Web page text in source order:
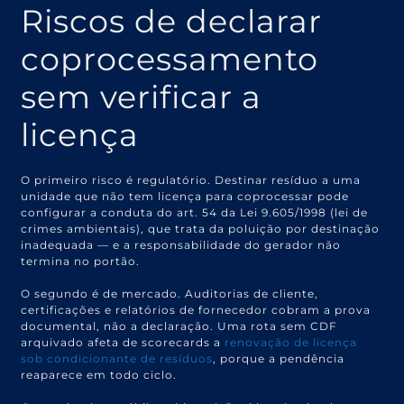
Riscos de declarar
coprocessamento
sem verificar a
licença
O primeiro risco é regulatório. Destinar resíduo a uma
unidade que não tem licença para coprocessar pode
configurar a conduta do art. 54 da Lei 9.605/1998 (lei de
crimes ambientais), que trata da poluição por destinação
inadequada — e a responsabilidade do gerador não
termina no portão.
O segundo é de mercado. Auditorias de cliente,
certificações e relatórios de fornecedor cobram a prova
documental, não a declaração. Uma rota sem CDF
arquivado afeta de scorecards a renovação de licença
sob condicionante de resíduos, porque a pendência
reaparece em todo ciclo.